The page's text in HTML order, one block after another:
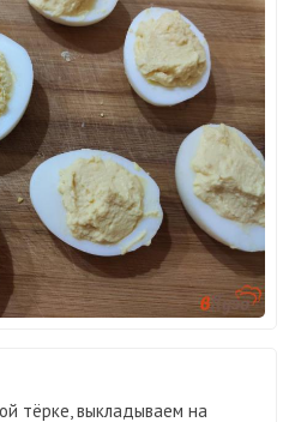
тёрке, выкладываем на